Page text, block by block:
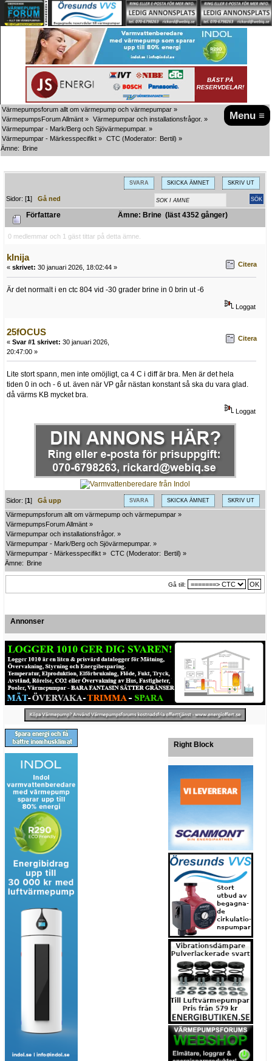
Menu ≡
Värmepumpsforum allt om värmepump och värmepumpar »
VärmepumpsForum Allmänt » Värmepumpar och installationsfrågor. »
Värmepumpar - Mark/Berg och Sjövärmepumpar. »
Värmepumpar - Märkesspecifikt » CTC (Moderator: Bertil) »
Ämne: Brine
SVARA SKICKA ÄMNET SKRIV UT
Sidor: [1]Gå ned
Författare Ämne: Brine (läst 4352 gånger)
0 medlemmar och 1 gäst tittar på detta ämne.
klnija
« skrivet: 30 januari 2026, 18:02:44 » Citera
Är det normalt i en ctc 804 vid -30 grader brine in 0 brin ut -6
Loggat
25fOCUS
« Svar #1 skrivet: 30 januari 2026,
20:47:00 »
Citera
Lite stort spann, men inte omöjligt, ca 4 C i diff är bra. Men är det hela
tiden 0 in och - 6 ut. även när VP går nästan konstant så ska du vara glad.
då värms KB mycket bra.
Loggat
SVARA SKICKA ÄMNET SKRIV UT
Sidor: [1]Gå upp
Värmepumpsforum allt om värmepump och värmepumpar »
VärmepumpsForum Allmänt »
Värmepumpar och installationsfrågor. »
Värmepumpar - Mark/Berg och Sjövärmepumpar. »
Värmepumpar - Märkesspecifikt » CTC (Moderator: Bertil) »
Ämne:
Brine
Gå till:
Annonser
Right Block